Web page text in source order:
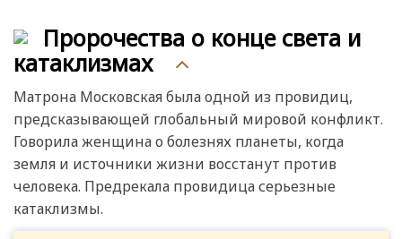
Пророчества о конце света и
катаклизмах
Матрона Московская была одной из провидиц,
предсказывающей глобальный мировой конфликт.
Говорила женщина о болезнях планеты, когда
земля и источники жизни восстанут против
человека. Предрекала провидица серьезные
катаклизмы.